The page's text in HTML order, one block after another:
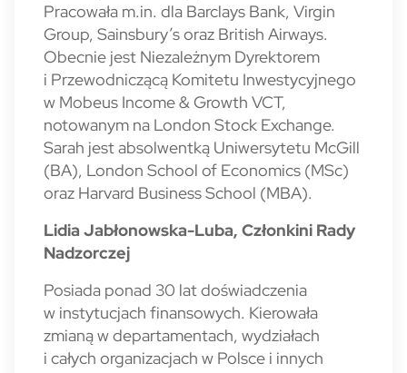
Pracowała m.in. dla Barclays Bank, Virgin
Group, Sainsbury’s oraz British Airways.
Obecnie jest Niezależnym Dyrektorem
i Przewodniczącą Komitetu Inwestycyjnego
w Mobeus Income & Growth VCT,
notowanym na London Stock Exchange.
Sarah jest absolwentką Uniwersytetu McGill
(BA), London School of Economics (MSc)
oraz Harvard Business School (MBA).
Lidia Jabłonowska-Luba, Członkini Rady
Nadzorczej
Posiada ponad 30 lat doświadczenia
w instytucjach finansowych. Kierowała
zmianą w departamentach, wydziałach
i całych organizacjach w Polsce i innych